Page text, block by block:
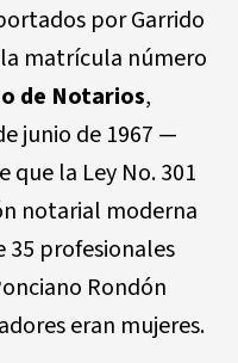
por Garrido
matrícula número
de Notarios,
junio de 1967 —
que la Ley No. 301
notarial moderna
profesionales
Rondón
eran mujeres.